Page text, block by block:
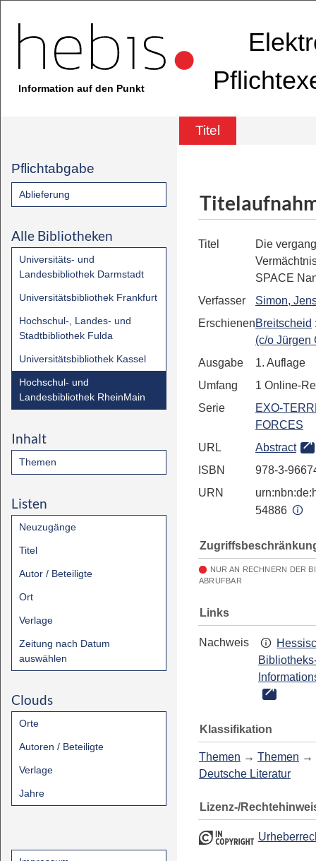
Information auf den Punkt
Titel
Pflichtabgabe
Ablieferung
Alle Bibliotheken
Universitäts- und
Landesbibliothek Darmstadt
Universitätsbibliothek Frankfurt
Hochschul-, Landes- und
Stadtbibliothek Fulda
Universitätsbibliothek Kassel
Hochschul- und
Landesbibliothek RheinMain
Inhalt
Themen
Listen
Neuzugänge
Titel
Autor / Beteiligte
Ort
Verlage
Zeitung nach Datum
auswählen
Clouds
Orte
Autoren / Beteiligte
Verlage
Jahre
Titel
Die
SPACE
Verfasser
Simon,
ErschienenBreitscheid
(c/o Jürgen
Ausgabe
1. Auflage
Umfang
1 Online-
Serie
EXO-
FORCES
URL
Abstract
ISBN
978-3-
URN
54886
NUR AN RECHNERN DER
ABRUFBAR
Links
Nachweis
Klassifikation
Themen → Themen →
Deutsche Literatur
Lizenz-/